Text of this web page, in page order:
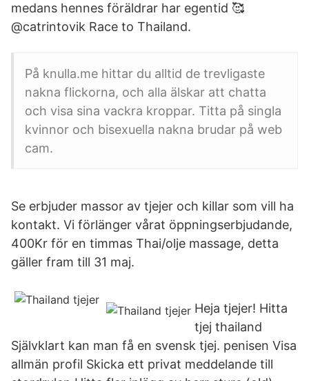
medans hennes föräldrar har egentid 🥰
@catrintovik Race to Thailand.
På knulla.me hittar du alltid de trevligaste
nakna flickorna, och alla älskar att chatta
och visa sina vackra kroppar. Titta på singla
kvinnor och bisexuella nakna brudar på web
cam.
Se erbjuder massor av tjejer och killar som vill ha
kontakt. Vi förlänger vårat öppningserbjudande,
400Kr för en timmas Thai/olje massage, detta
gäller fram till 31 maj.
Heja tjejer! Hitta
tjej thailand
Självklart kan man få en svensk tjej. penisen Visa
allmän profil Skicka ett privat meddelande till